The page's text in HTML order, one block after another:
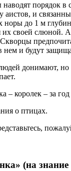
порядок в
аистов, и
до 1 м
своей слюной.
нем и будут
донимают, но
королек – за
о птицах.
(на знание